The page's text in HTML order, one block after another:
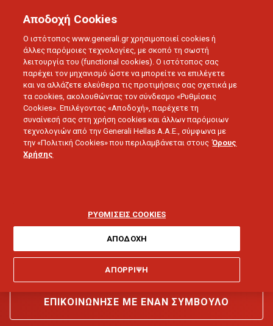
ΙδιωτικήΑσφάλεια
Υγείας
ΥΠΟΛΟΓΙΣΕ ΤΑ ΑΣΦΑΛΙΣΤΡΑ
ΕΠΙΚΟΙΝΩΝΗΣΕ ΜΕ ΕΝΑΝ ΣΥΜΒΟΥΛΟ
Αποδοχή Cookies
Ο ιστότοπος www.generali.gr χρησιμοποιεί cookies ή
άλλες παρόμοιες τεχνολογίες, με σκοπό τη σωστή
λειτουργία του (functional cookies). Ο ιστότοπος σας
παρέχει τον μηχανισμό ώστε να μπορείτε να επιλέγετε
και να αλλάζετε ελεύθερα τις προτιμήσεις σας σχετικά με
τα cookies, ακολουθώντας τον σύνδεσμο «Ρυθμίσεις
Cookies». Επιλέγοντας «Αποδοχή», παρέχετε τη
συναίνεσή σας στη χρήση cookies και άλλων παρόμοιων
τεχνολογιών από την Generali Hellas A.A.E., σύμφωνα με
την «Πολιτική Cookies» που περιλαμβάνεται στους Όρους
Χρήσης
ΡΥΘΜΙΣΕΙΣ COOKIES
ΑΠΟΡΡΙΨΗ
ΑΠΟΔΟΧΗ